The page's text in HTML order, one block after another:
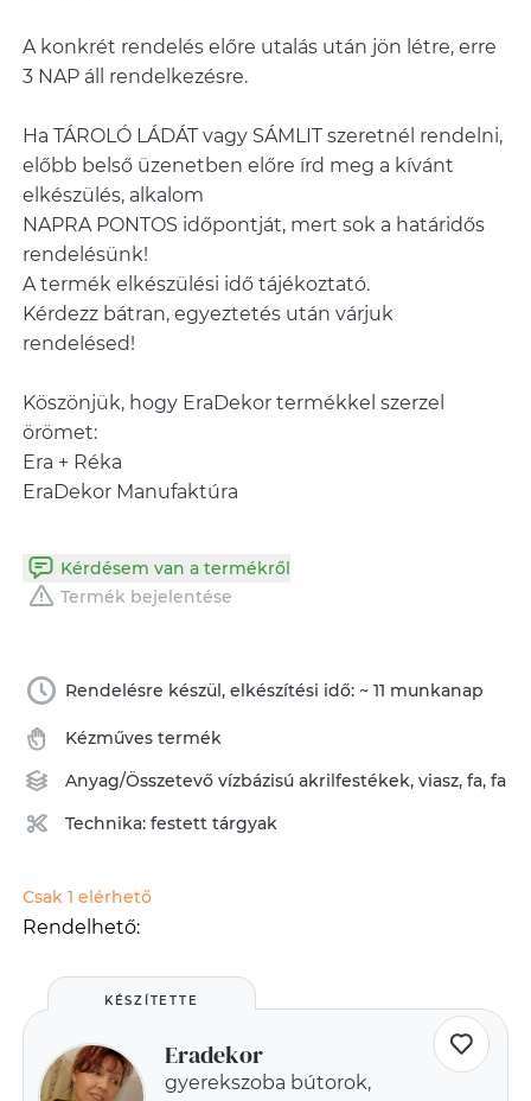
A konkrét rendelés előre utalás után jön létre, erre
3 NAP áll rendelkezésre.
Ha TÁROLÓ LÁDÁT vagy SÁMLIT szeretnél rendelni,
előbb belső üzenetben előre írd meg a kívánt
elkészülés, alkalom
NAPRA PONTOS időpontját, mert sok a határidős
rendelésünk!
A termék elkészülési idő tájékoztató.
Kérdezz bátran, egyeztetés után várjuk
rendelésed!
Köszönjük, hogy EraDekor termékkel szerzel
örömet:
Era + Réka
EraDekor Manufaktúra
Kérdésem van a termékről
Termék bejelentése
Rendelésre készül, elkészítési idő: ~ 11 munkanap
Kézműves termék
Anyag/Összetevővízbázisú akrilfestékek,viasz,fa,fa
Technika:festett tárgyak
Csak 1 elérhető
Rendelhető:
KÉSZÍTETTE
Eradekor
gyerekszoba bútorok,